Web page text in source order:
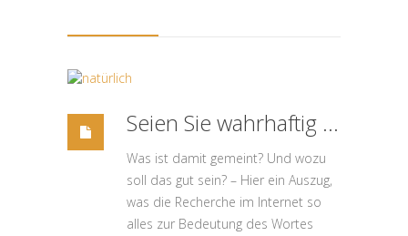
Seien Sie wahrhaftig …
Was ist damit gemeint? Und wozu
soll das gut sein? – Hier ein Auszug,
was die Recherche im Internet so
alles zur Bedeutung des Wortes